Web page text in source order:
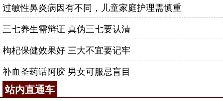
过敏性鼻炎病因有不同，儿童家庭护理需慎重
三七养生需辩证 真伪三七要认清
枸杞保健效果好 三大不宜要记牢
补血圣药话阿胶 男女可服忌盲目
站内直通车